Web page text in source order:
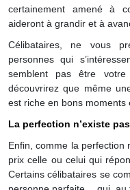
certainement amené à
aideront à grandir et à
Célibataires, ne vous
personnes qui
semblent pas être
découvrirez que même
est riche en bons moments
La perfection n’existe
Enfin, comme la perfection
prix celle ou celui qui
Certains célibataires se